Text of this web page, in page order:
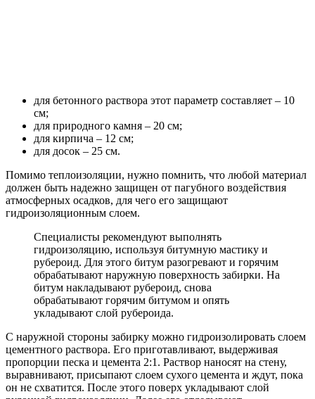
для бетонного раствора этот параметр составляет – 10
см;
для природного камня – 20 см;
для кирпича – 12 см;
для досок – 25 см.
Помимо теплоизоляции, нужно помнить, что любой материал
должен быть надежно защищен от пагубного воздействия
атмосферных осадков, для чего его защищают
гидроизоляционным слоем.
Специалисты рекомендуют выполнять
гидроизоляцию, используя битумную мастику и
рубероид. Для этого битум разогревают и горячим
обрабатывают наружную поверхность забирки. На
битум накладывают рубероид, снова
обрабатывают горячим битумом и опять
укладывают слой рубероида.
С наружной стороны забирку можно гидроизолировать слоем
цементного раствора. Его приготавливают, выдерживая
пропорции песка и цемента 2:1. Раствор наносят на стену,
выравнивают, присыпают слоем сухого цемента и ждут, пока
он не схватится. После этого поверх укладывают слой